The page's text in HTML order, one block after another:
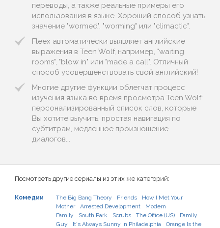
переводы, а также реальные примеры его
использования в языке. Хороший способ узнать
значение "wormed", "worming" или "climactic".
Fleex автоматически выявляет английские
выражения в Teen Wolf, например, "waiting
rooms", "blow in" или "made a call". Отличный
способ усовершенствовать свой английский!
Многие другие функции облегчат процесс
изучения языка во время просмотра Teen Wolf:
персонализированный список слов, которые
Вы хотите выучить, простая навигация по
субтитрам, медленное произношение
диалогов...
Посмотреть другие сериалы из этих же категорий:
Комедии The Big Bang Theory Friends
How I Met Your
Mother
Arrested Development
Modern
Family
South Park Scrubs The Office (US)
Family
Guy
It's Always Sunny in Philadelphia
Orange Is the